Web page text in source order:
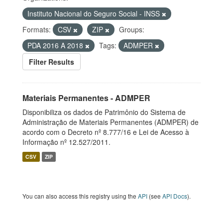
Instituto Nacional do Seguro Social - INSS
Formats:
CSV ZIP
Groups:
PDA 2016 A 2018
Tags:
ADMPER
Filter Results
Materiais Permanentes - ADMPER
Disponibiliza os dados de Patrimônio do Sistema de
Administração de Materiais Permanentes (ADMPER) de
acordo com o Decreto nº 8.777/16 e Lei de Acesso à
Informação nº 12.527/2011.
CSV ZIP
You can also access this registry using the API (see API Docs).